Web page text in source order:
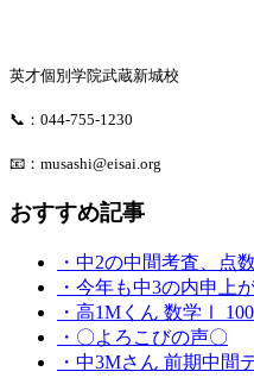
英才個別学院武蔵新城校
📞：044-755-1230
📧：musashi@eisai.org
おすすめ記事
・中2の中間考査、点
・今年も中3の内申上
・高1Mくん 数学Ⅰ
・〇よろこびの声〇
・中3Mさん 前期中間